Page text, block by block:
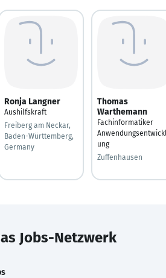
Ronja Langner
Aushilfskraft
Freiberg am Neckar,
Baden-Württemberg,
Germany
Thomas
Warthemann
Fachinformatiker
ung
Zuffenhausen
Jobs-Netzwerk